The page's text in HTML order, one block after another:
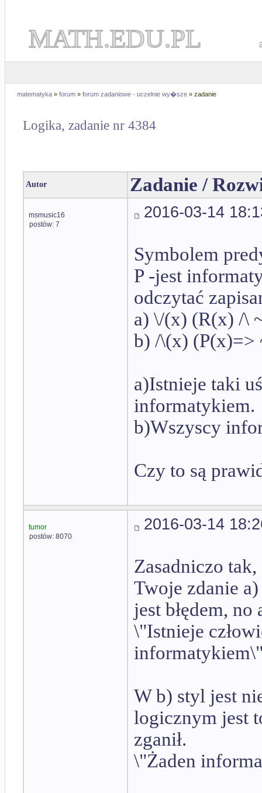
MATH.EDU.PL
matematyka » forum » forum zadaniowe - uczelnie wy�sze » zadanie
Logika, zadanie nr 4384
Autor Zadanie /
msmusic16
postów: 7
2016-03-14
Symbolem
P -jest
odczytać
a) \/(x) (R(x) /\
b) /\(x) (P(x)=>
a)Istnieje taki
informatykiem.
b)Wszyscy
Czy to są
tumor
postów: 8070
2016-03-14
Zasadniczo
Twoje zdanie
jest błędem,
\"Istnieje
W b) styl jest
logicznym jest
zganił.
\"Żaden